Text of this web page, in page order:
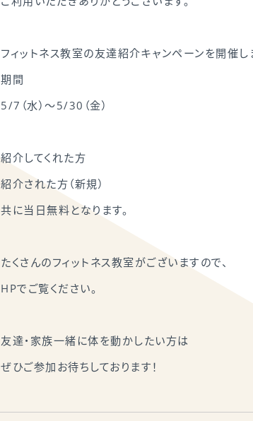
フィットネス教室の友達紹介キャンペーンを開催し
期間
5/7（水）～5/30（金）
紹介してくれた方
紹介された方（新規）
共に当日無料となります。
たくさんのフィットネス教室がございますので、
HPでご覧ください。
友達・家族一緒に体を動かしたい方は
ぜひご参加お待ちしております！